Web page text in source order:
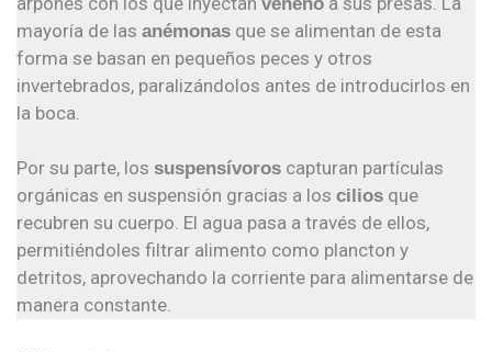
mayoría de las anémonas que se alimentan de esta
forma se basan en pequeños peces y otros
invertebrados, paralizándolos antes de introducirlos en
la boca.
Por su parte, los suspensívoros capturan partículas
orgánicas en suspensión gracias a los cilios que
recubren su cuerpo. El agua pasa a través de ellos,
permitiéndoles filtrar alimento como plancton y
detritos, aprovechando la corriente para alimentarse de
manera constante.